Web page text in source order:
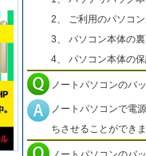
2、 ご利用のパソコ
3、 パソコン本体の
4、 パソコン本体の保
ノートパソコンのバ
ノートパソコンで電
ちさせることができま